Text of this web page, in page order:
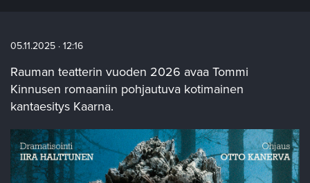
05.11.2025 · 12:16
Rauman teatterin vuoden 2026 avaa Tommi
Kinnusen romaaniin pohjautuva kotimainen
kantaesitys Kaarna.